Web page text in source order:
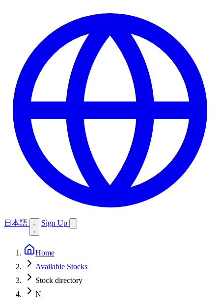
日本語 Sign Up
Home
Available Stocks
Stock directory
N